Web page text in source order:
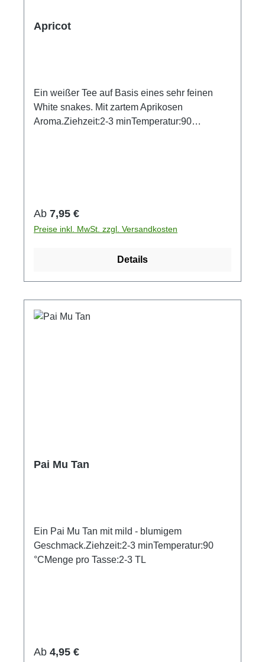
Apricot
Ein weißer Tee auf Basis eines sehr feinen
White snakes. Mit zartem Aprikosen
Aroma.Ziehzeit:2-3 minTemperatur:90
Regulärer Preis:
Ab 7,95 €
Preise inkl. MwSt. zzgl. Versandkosten
Details
Pai Mu Tan
Ein Pai Mu Tan mit mild - blumigem
Geschmack.Ziehzeit:2-3 minTemperatur:90
°CMenge pro Tasse:2-3 TL
Regulärer Preis:
Ab 4,95 €